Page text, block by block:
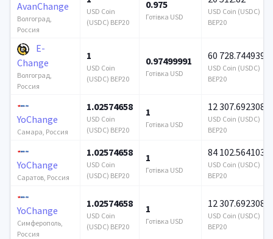
AvanChange
Волгоград,
Россия
USD Coin
(USDC) BEP20
0.975
Готівка USD
USD Coin (USDC)
BEP20
E-
Change
Волгоград,
Россия
1
USD Coin
(USDC) BEP20
0.97499991
Готівка USD
60 728.744939
USD Coin (USDC)
BEP20
YoChange
Самара, Россия
1.02574658
USD Coin
(USDC) BEP20
1
Готівка USD
12 307.692308
USD Coin (USDC)
BEP20
YoChange
Саратов, Россия
1.02574658
USD Coin
(USDC) BEP20
1
Готівка USD
84 102.564103
USD Coin (USDC)
BEP20
YoChange
Симферополь,
Россия
1.02574658
USD Coin
(USDC) BEP20
1
Готівка USD
12 307.692308
USD Coin (USDC)
BEP20